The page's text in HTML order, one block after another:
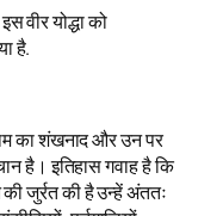
वीर योद्धा को
है.
का शंखनाद और उन पर
है। इतिहास गवाह है कि
जुर्रत की है उन्हें अंततः